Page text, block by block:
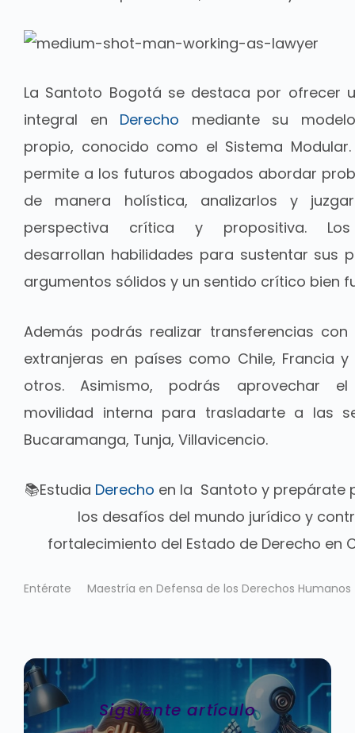
La Santoto Bogotá se destaca por ofrecer
integral en Derecho mediante su
propio, conocido como el Sistema
permite a los futuros abogados abordar
de manera holística, analizarlos y
perspectiva crítica y propositiva. Los
desarrollan habilidades para sustentar sus
argumentos sólidos y un sentido crítico bien
Además podrás realizar transferencias con
extranjeras en países como Chile, Francia y
otros. Asimismo, podrás aprovechar
movilidad interna para trasladarte a las
Bucaramanga, Tunja, Villavicencio.
📚Estudia Derecho en la Santoto y prepárate
los desafíos del mundo jurídico y
fortalecimiento del Estado de Derecho en
Entérate Maestría en Defensa de los Derechos Humanos
Siguiente artículo